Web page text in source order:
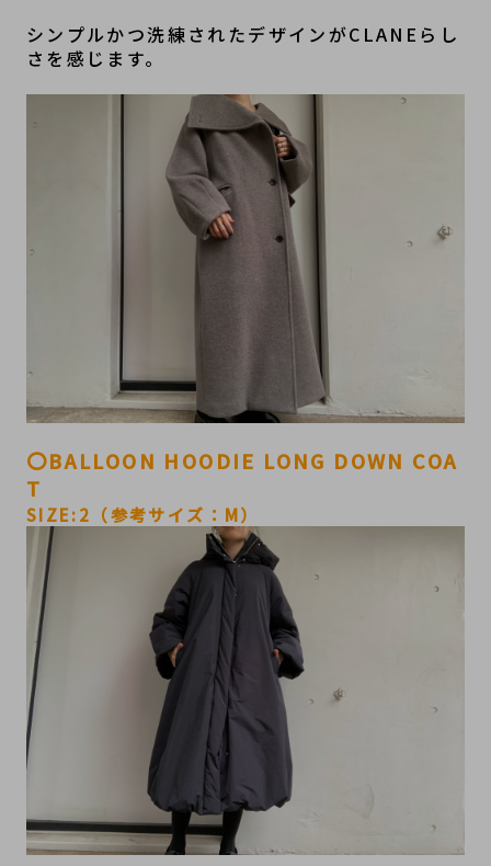
シンプルかつ洗練されたデザインがCLANEらし
さを感じます。
〇BALLOON HOODIE LONG DOWN COA
T
SIZE:2（参考サイズ：M）